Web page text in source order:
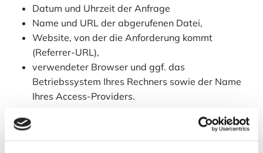
Datum und Uhrzeit der Anfrage
Name und URL der abgerufenen Datei,
Website, von der die Anforderung kommt
(Referrer-URL),
verwendeter Browser und ggf. das
Betriebssystem Ihres Rechners sowie der Name
Ihres Access-Providers.
Die genannten Daten werden durch uns zu folgenden